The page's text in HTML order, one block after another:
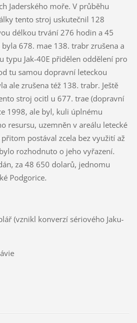
Jaderského moře. V průběhu
tento stroj uskutečnil 128
délkou trvání 276 hodin a 45
678. mae 138. trabr zrušena a
typu Jak-40E přidělen oddělení pro
tu samou dopravní leteckou
ale zrušena též 138. trabr. Ještě
stroj ocitl u 677. trae (dopravní
1998, ale byl, kuli úplnému
resursu, uzemněn v areálu letecké
postával zcela bez využití až
rozhodnuto o jeho vyřazení.
za 48 650 dolarů, jednomu
Podgorice.
(vznikl konverzí sériového Jaku-